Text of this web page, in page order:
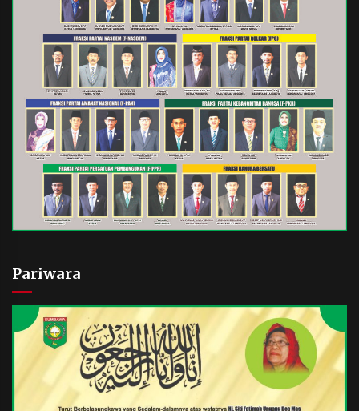
Pariwara